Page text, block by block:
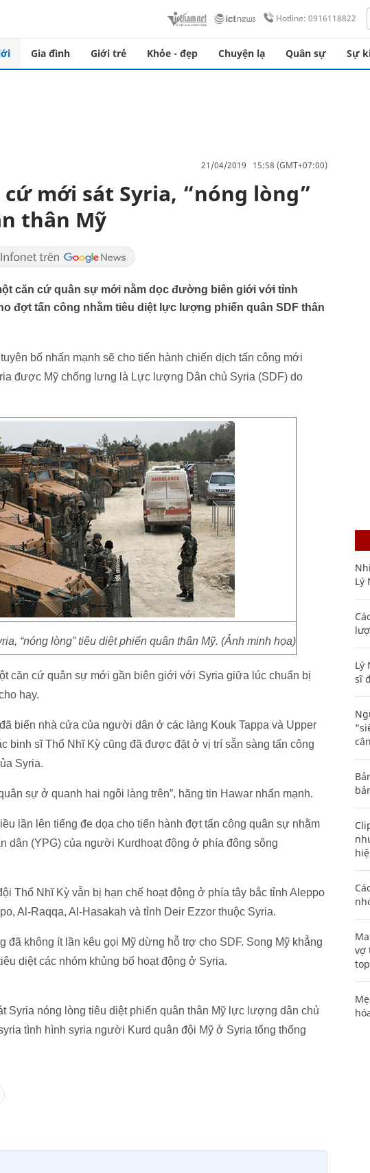
Hotline: 0916118822
Gia đình Giới trẻ Khỏe - đẹp Chuyện lạ Quân sự Sự
21/04/2019 15:58 (GMT+07:00)
mới sát Syria, “nóng lòng”
thân Mỹ
căn cứ quân sự mới nằm dọc đường biên giới với tỉnh
đợt tấn công nhằm tiêu diệt lực lượng phiến quân SDF thân
bố nhấn mạnh sẽ cho tiến hành chiến dịch tấn công mới
được Mỹ chống lưng là Lực lượng Dân chủ Syria (SDF) do
“nóng lòng” tiêu diệt phiến quân thân Mỹ. (Ảnh minh họa)
căn cứ quân sự mới gần biên giới với Syria giữa lúc chuẩn bị
hay.
biến nhà cửa của người dân ở các làng Kouk Tappa và Upper
binh sĩ Thổ Nhĩ Kỳ cũng đã được đặt ở vị trí sẵn sàng tấn công
Syria.
sự ở quanh hai ngôi làng trên”, hãng tin Hawar nhấn mạnh.
lần lên tiếng đe dọa cho tiến hành đợt tấn công quân sự nhằm
dân (YPG) của người Kurdhoạt động ở phía đông sông
Thổ Nhĩ Kỳ vẫn bị hạn chế hoạt động ở phía tây bắc tỉnh Aleppo
Al-Raqqa, Al-Hasakah và tỉnh Deir Ezzor thuộc Syria.
đã không ít lần kêu gọi Mỹ dừng hỗ trợ cho SDF. Song Mỹ khẳng
diệt các nhóm khủng bố hoạt động ở Syria.
Syria nóng lòng tiêu diệt phiến quân thân Mỹ lực lượng dân chủ
tình hình syria người Kurd quân đội Mỹ ở Syria tổng thống
Lý
Lý
sĩ
vợ